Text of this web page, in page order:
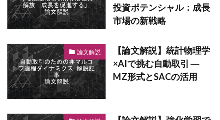
投資ポテンシャル：成長
市場の新戦略
論文解説
【論文解説】統計物理学
×AIで挑む自動取引 ―
MZ形式とSACの活用